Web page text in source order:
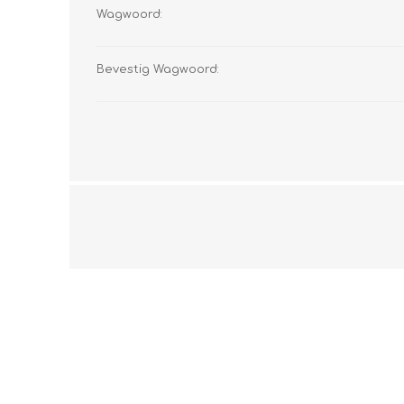
Wagwoord:
Bevestig Wagwoord: